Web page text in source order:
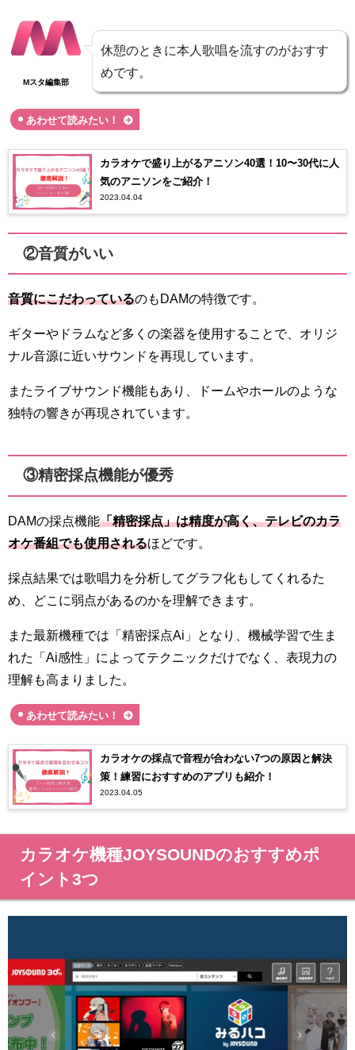
Mスタ編集部
休憩のときに本人歌唱を流すのがおすす
めです。
あわせて読みたい！
カラオケで盛り上がるアニソン40選！10〜30代に人
気のアニソンをご紹介！
2023.04.04
②音質がいい
音質にこだわっているのもDAMの特徴です。
ギターやドラムなど多くの楽器を使用することで、オリジ
ナル音源に近いサウンドを再現しています。
またライブサウンド機能もあり、ドームやホールのような
独特の響きが再現されています。
③精密採点機能が優秀
DAMの採点機能「精密採点」は精度が高く、テレビのカラ
オケ番組でも使用されるほどです。
採点結果では歌唱力を分析してグラフ化もしてくれるた
め、どこに弱点があるのかを理解できます。
また最新機種では「精密採点Ai」となり、機械学習で生ま
れた「Ai感性」によってテクニックだけでなく、表現力の
理解も高まりました。
あわせて読みたい！
カラオケの採点で音程が合わない7つの原因と解決
策！練習におすすめのアプリも紹介！
2023.04.05
カラオケ機種JOYSOUNDのおすすめポ
イント3つ